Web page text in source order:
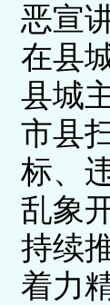
恶宣
在县
县城
市县
标、
乱象
持续
着力